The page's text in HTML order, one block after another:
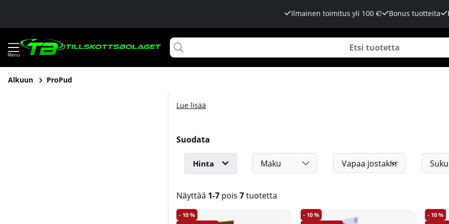
Ilmainen toimitus yli 100 €! Bonus tuotteita
Alkuun ProPud
Lue lisää
Suodata
Hinta Maku Vapaa jostakin
Näyttää 1-7 pois 7tuotetta
Tuotteet
10
10
10